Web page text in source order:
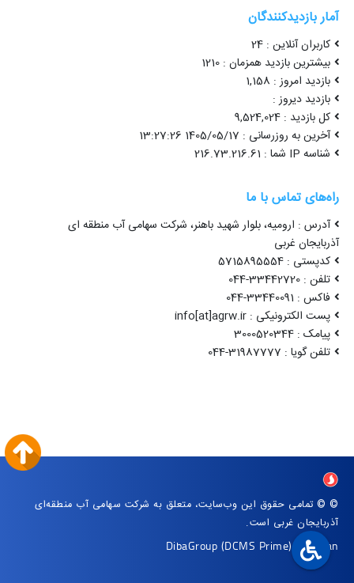
آمار بازدیدکنندگان
کاربران آنلاین : 24
بیشترین بازدید همزمان : 1210
بازدید امروز : 1,158
بازدید دیروز :
کل بازدید : 9,524,024
آخرین به روزرسانی : 1405/05/17 13:27:26
شناسه IP شما : 216.73.216.61
راه‌های تماس با ما
آدرس : ارومیه، بلوار شهید باهنر، شرکت سهامی آب منطقه ای
آذربایجان غربی
کدپستی : 5715895554
تلفن : 33442720-044
فاکس : 33440091-044
پست الکترونیکی : info[at]agrw.ir
پیامک : 3000520344
تلفن گویا : 31987777-044
© © تمامی حقوق این وب‌سایت، متعلق به شرکت سهامی آب منطقه‌ای
آذربایجان غربی است.
DibaGroup (DCMS Prime)|Arvan